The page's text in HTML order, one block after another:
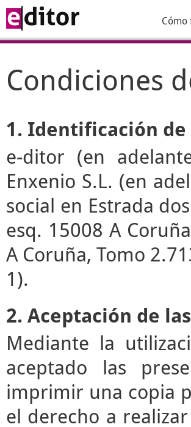
Cómo
Condiciones
1. Identificación de
e-ditor (en
Enxenio S.L. (en
social en Estrada
esq. 15008 A
A Coruña, Tomo
1).
2. Aceptación de
Mediante la
aceptado las
imprimir una copia
el derecho a